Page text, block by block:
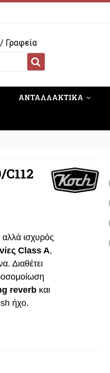
Γραφεία
ΑΝΤΑΛΛΑΚΤΙΚΑ
αλλά ισχυρός
Class A,
Διαθέτει
reverb και
ήχο.